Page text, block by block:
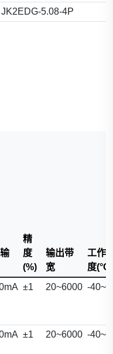
JK2EDG-5.08-4P
精
度
(%)
输出带
宽
工作
度(°C)
±1 20~6000 -
±1 20~6000 -